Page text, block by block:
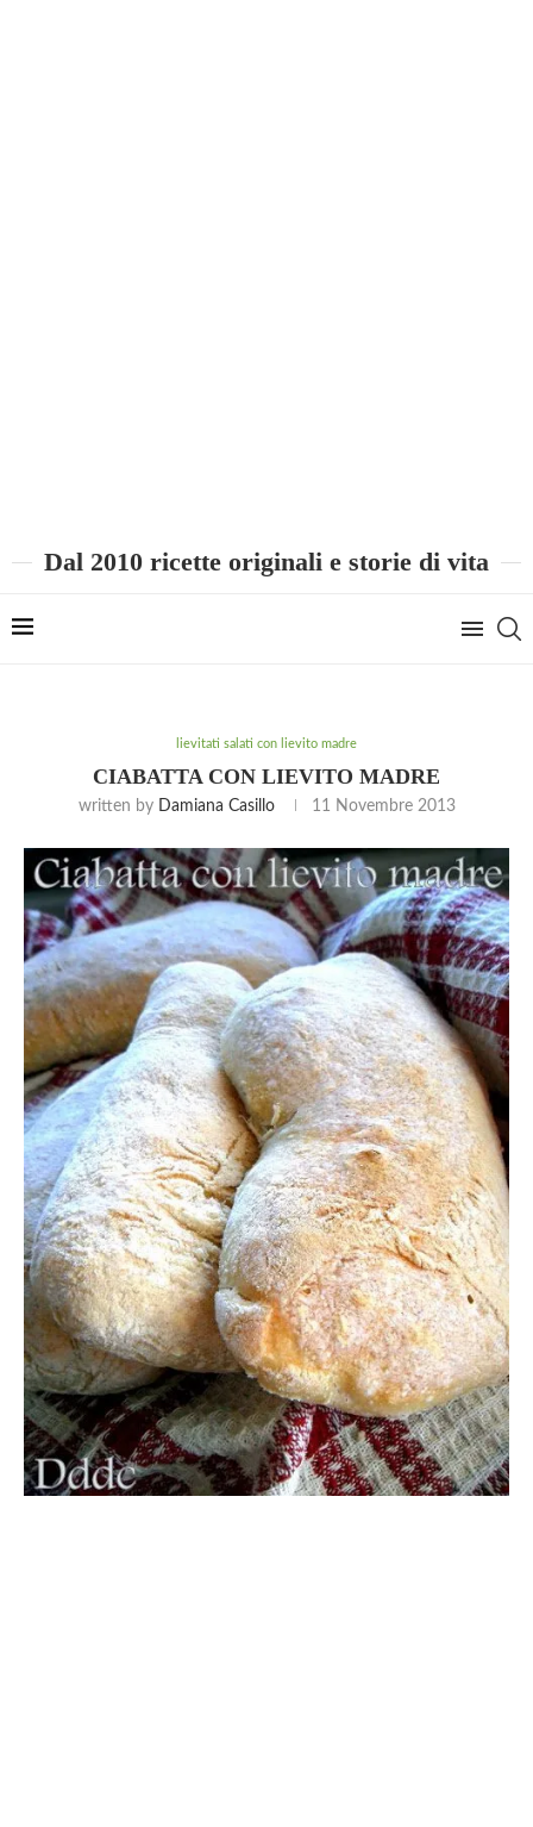
Dal 2010 ricette originali e storie di vita
lievitati salati con lievito madre
CIABATTA CON LIEVITO MADRE
written by Damiana Casillo 11 Novembre 2013